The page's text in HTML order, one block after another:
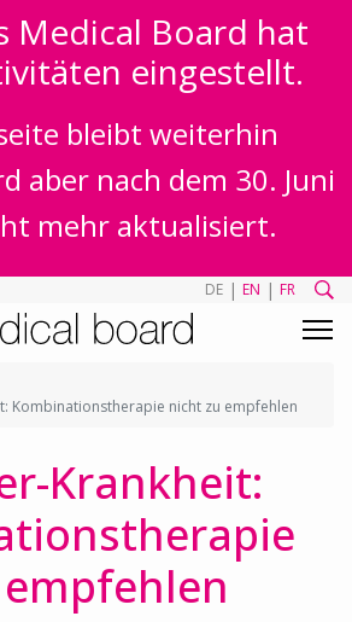
Medical Board hat
eingestellt.
bleibt weiterhin
aber nach dem 30. Juni
mehr aktualisiert.
DE | EN | FR
Kombinationstherapie nicht zu empfehlen
Krankheit: